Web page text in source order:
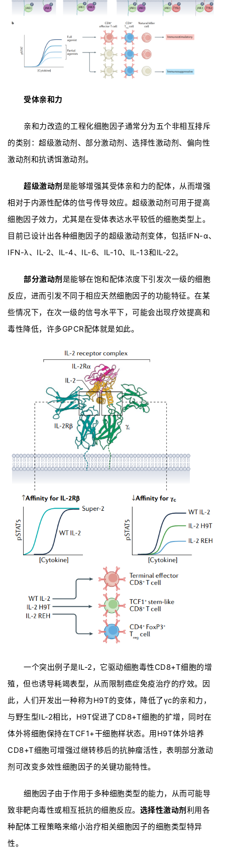
受体亲和力
亲和力改造的工程化细胞因子通常分为五个非相互排斥
的类别：超级激动剂、部分激动剂、选择性激动剂、偏向性
激动剂和抗诱饵激动剂。
超级激动剂 是能够增强其受体亲和力的配体，从而增强
相对于内源性配体的信号传导效应。超级激动剂可用于提高
细胞因子效力，尤其是在受体表达水平较低的细胞类型上。
目前已设计出各种细胞因子的超级激动剂变体，包括IFN-α、
IFN-λ、IL-2、IL-4、IL-6、IL-10、IL-13和IL-22。
部分激动剂 是能够在饱和配体浓度下引发次一级的细胞
反应，进而引发不同于相应天然细胞因子的功能特征。在某
些情况下，在次一级的信号水平下，可能会出现疗效提高和
毒性降低，许多GPCR配体就是如此。
一个突出例子是IL-2，它驱动细胞毒性CD8+T细胞的增
殖，但也诱导耗竭表型，从而限制癌症免疫治疗的疗效。因
此，人们开发出一种称为H9T的变体，降低了γc的亲和力，
与野生型IL-2相比，H9T促进了CD8+T细胞的扩增，同时在
体外将细胞保持在TCF1+干细胞样状态。用H9T体外培养
CD8+T细胞可增强过继转移后的抗肿瘤活性，表明部分激动
剂可改变多效性细胞因子的关键功能特性。
细胞因子由于作用于多种细胞类型的能力，从而可能导
致非靶向毒性或相互抵抗的细胞反应。 选择性激动剂 利用各
种配体工程策略来缩小治疗相关细胞因子的细胞类型特异
性。